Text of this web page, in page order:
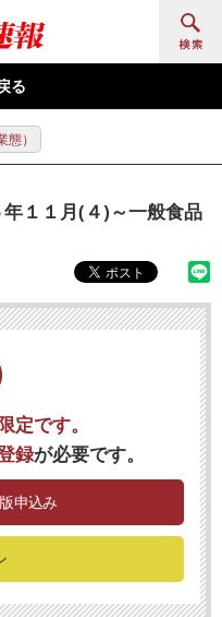
る
）
１１月(４)～一般食品
定です。
録が必要です。
申込み